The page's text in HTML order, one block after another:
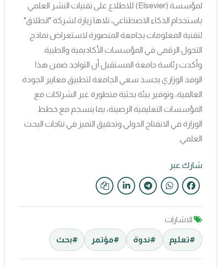
لمؤسسة (Elsevier) للاطلاع على تقنيات النشر العلمي
باستخدام الذكاء الاصطناعي، تلاها زيارة لشركة "انطلاق"
لتقنية المعلومات بجامعة المنصورة لاستعراض نماذج
التحول الرقمي في المؤسسات الأكاديمية والطبية.
​وأكدت رئاسة جامعة المستقبل أن التواجد ضمن هذا
الوفد الوزاري يجسد سعي الجامعة لتطبيق معايير الجودة
العالمية، وتوفير بيئة بحثية متطورة عبر الشراكات مع
المؤسسات التعليمية الرصينة، بما ينسجم مع خطط
الوزارة في الانفتاح الدولي وتحقيق التميز في نتاجات البحث
العلمي.
شارك عبر
الاشارات
#تعليم #ندوة #مؤتمر #بحث